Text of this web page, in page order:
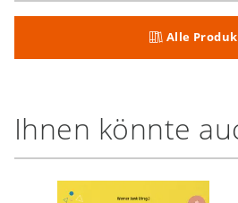
Alle
Ihnen könnte